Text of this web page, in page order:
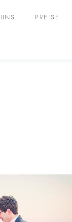
PREISE